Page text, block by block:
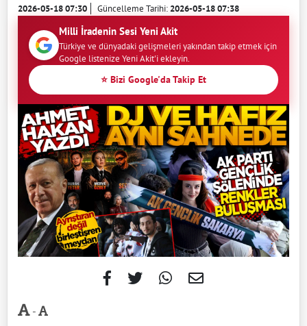
2026-05-18 07:30 Güncelleme Tarihi:2026-05-18 07:38
Milli İradenin Sesi Yeni Akit
Türkiye ve dünyadaki gelişmeleri yakından takip etmek için
Google listenize Yeni Akit'i ekleyin.
⭐ Bizi Google'da Takip Et
-